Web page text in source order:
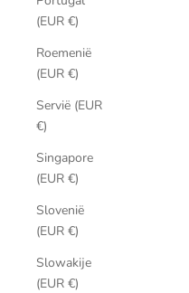
(EUR €)
Roemenië
(EUR €)
Servië (EUR
€)
Singapore
(EUR €)
Slovenië
(EUR €)
Slowakije
(EUR €)